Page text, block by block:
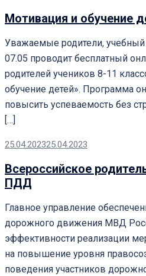
Мотивация и обучение
Уважаемые родители, учебный
07.05 проводит бесплатный
родителей учеников 8-11
обучение детей». Программа
повысить успеваемость без
[…]
25.04.202325.04.2023
Всероссийское
ПДД
Главное управление
дорожного движения МВД
эффективности реализации
на повышение уровня
поведения участников